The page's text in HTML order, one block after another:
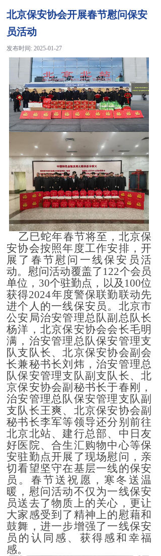
北京保安协会开展春节慰问保安
员活动
发布时间: 2025-01-27
乙巳蛇年春节将至 ， 北京保
安协会按照年度工作安排，开
展了春节慰问一线保安员活
动。 慰问活动覆盖了 122个会员
单位， 30个驻勤点，以及 100位
获得2024年度警保联勤联动先
进个人的一线保安员 。 北京市
公安局治安管理总队副总队长
杨洋， 北京保安协会会长毛明
满，治安管理总队保安管理支
队支队长、北京保安协会副会
长兼秘书长刘炜，治安管理总
队保安管理支队副支队长 、北
京保安协会副秘书长于春刚，
治安管理总队保安管理支队副
支队长王爽、北京保安协会副
秘书长李军等领导还分别前往
北京北站、建行总部、中日友
好医院、合生汇购物中心等保
安驻勤点开展了现场慰问， 亲
切看望坚守在基层一线的保安
员 。春节送祝愿，寒冬送温
暖，慰问活动不仅为一线保安
员送去了物质上的关心 ，更让
大家感受到了精神上的慰藉和
鼓舞，进一步增强了 一线保安
员的 认同感、获得感和幸福
感。